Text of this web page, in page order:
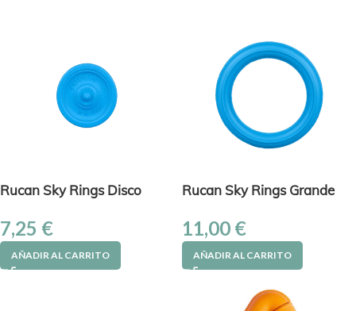
Rucan Sky Rings Disco
7,25 €
AÑADIR AL CARRITO
Rucan Sky Rings Grande
11,00 €
AÑADIR AL CARRITO